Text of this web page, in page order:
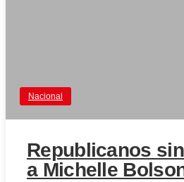
Nacional
Republicanos
a Michelle